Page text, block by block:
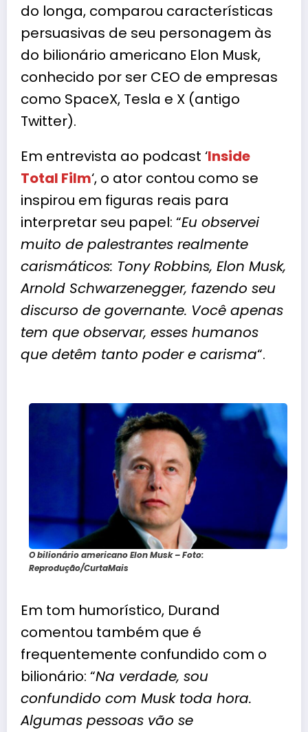
do longa, comparou características
persuasivas de seu personagem às
do bilionário americano Elon Musk,
conhecido por ser CEO de empresas
como SpaceX, Tesla e X (antigo
Twitter).
Em entrevista ao podcast ‘Inside
Total Film‘, o ator contou como se
inspirou em figuras reais para
interpretar seu papel: “Eu observei
muito de palestrantes realmente
carismáticos: Tony Robbins, Elon Musk,
Arnold Schwarzenegger, fazendo seu
discurso de governante. Você apenas
tem que observar, esses humanos
que detêm tanto poder e carisma“.
O bilionário americano Elon Musk – Foto:
Reprodução/CurtaMais
Em tom humorístico, Durand
comentou também que é
frequentemente confundido com o
bilionário: “Na verdade, sou
confundido com Musk toda hora.
Algumas pessoas vão se